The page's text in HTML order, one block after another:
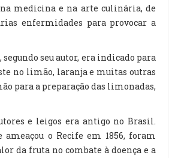
medicina e na arte culinária, de
enfermidades para provocar a
seu autor, era indicado para
no limão, laranja e muitas outras
para a preparação das limonadas,
e leigos era antigo no Brasil.
o Recife em 1856, foram
da fruta no combate à doença e a